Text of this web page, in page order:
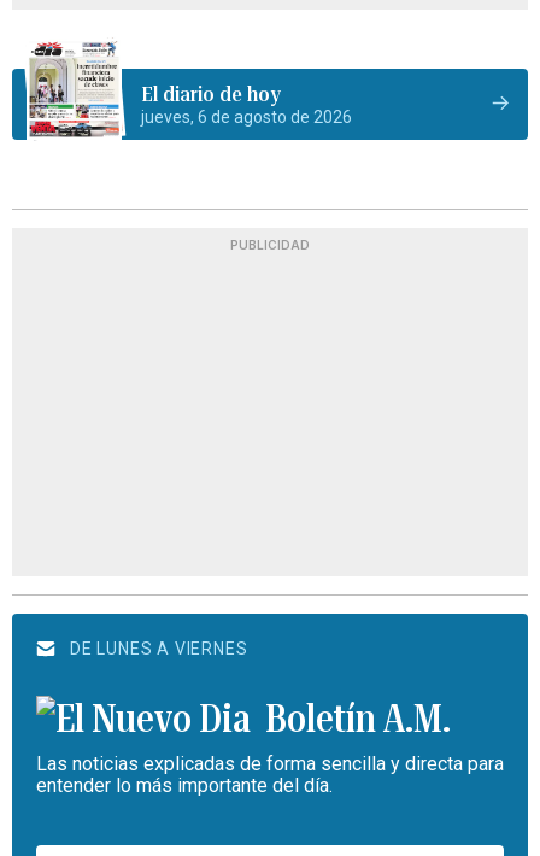
El diario de hoy
jueves, 6 de agosto de 2026
PUBLICIDAD
DE LUNES A VIERNES
Boletín A.M.
Las noticias explicadas de forma sencilla y directa para
entender lo más importante del día.